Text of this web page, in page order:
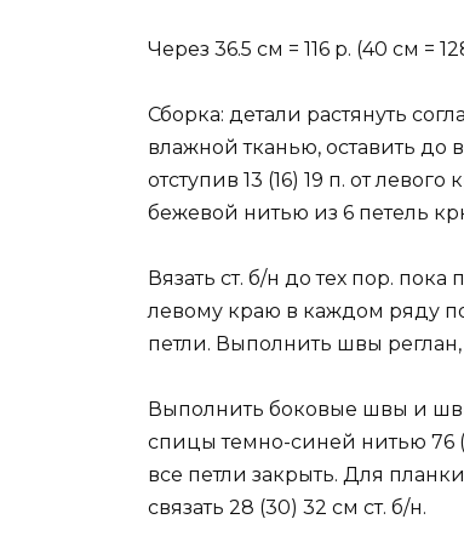
Через 36.5 см = 116 р. (40 см =
Сборка: детали растянуть
влажной тканью, оставить
отступив 13 (16) 19 п. от
бежевой нитью из 6 петель
Вязать ст. б/н до тех пор.
левому краю в каждом ряду по
петли. Выполнить швы
Выполнить боковые швы и
спицы темно-синей нитью 76
все петли закрыть. Для
связать 28 (30) 32 см ст. б/н.